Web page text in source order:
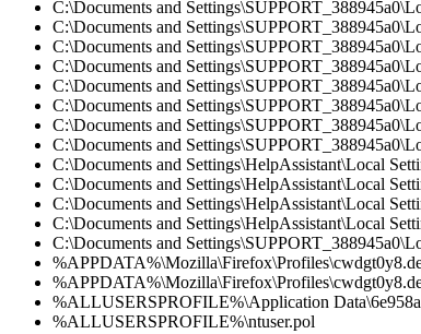
C:\Documents and
C:\Documents and
C:\Documents and
C:\Documents and
C:\Documents and
C:\Documents and
C:\Documents and
C:\Documents and
C:\Documents and Settings\HelpAssistant\Local
C:\Documents and Settings\HelpAssistant\Local
C:\Documents and Settings\HelpAssistant\Local
C:\Documents and Settings\HelpAssistant\Local
C:\Documents and
%ALLUSERSPROFILE%\Application
%ALLUSERSPROFILE%\ntuser.pol